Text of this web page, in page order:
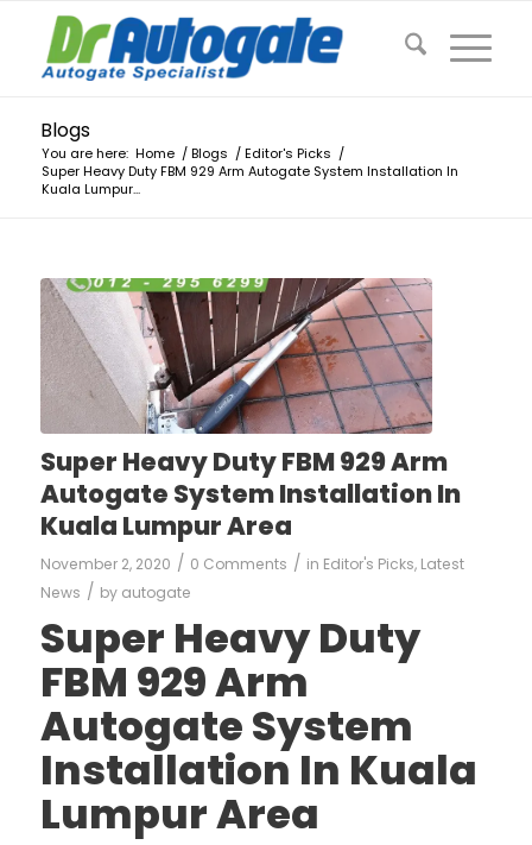
Blogs
You are here: Home / Blogs / Editor's Picks /
Super Heavy Duty FBM 929 Arm Autogate System Installation In
Kuala Lumpur...
Super Heavy Duty FBM 929 Arm
Autogate System Installation In
Kuala Lumpur Area
November 2, 2020 / 0 Comments / in Editor's Picks, Latest
News / by autogate
Super Heavy Duty
FBM 929 Arm
Autogate System
Installation In Kuala
Lumpur Area